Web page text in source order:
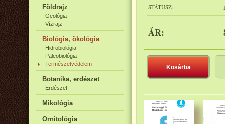
Földrajz
Geológia
Vízrajz
Biológia, ökológia
Hidrobiológia
Paleobiológia
Természetvédelem
Botanika, erdészet
Erdészet
Mikológia
Ornitológia
STÁTUSZ:
ÁR:
Kosárba